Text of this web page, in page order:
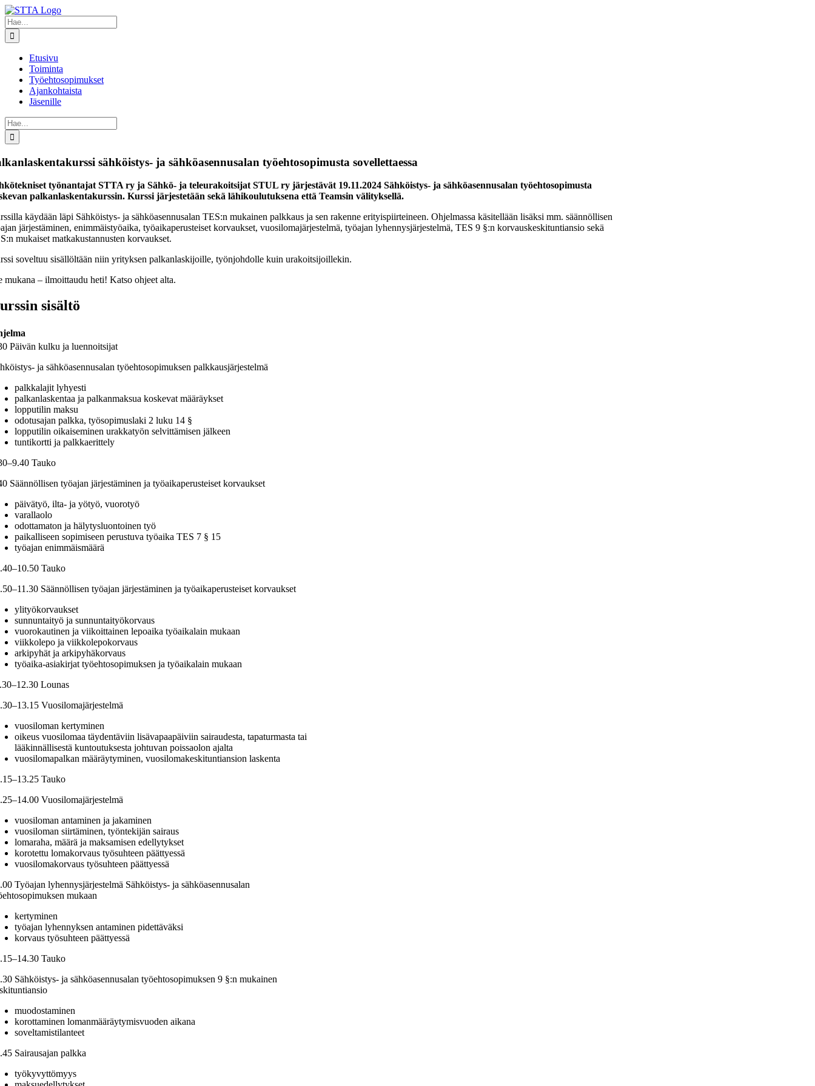
Skip
to
content
Etsi
...
Etusivu
Toiminta
Työehtosopimukset
Ajankohtaista
Jäsenille
Etsi
...
sähköistys- ja sähköasennusalan työehtosopimusta sovellettaessa
työnantajat STTA ry ja Sähkö- ja teleurakoitsijat STUL ry järjestävät 19.11.2024 Sähköistys- ja sähköasennusalan työehtosopimusta
palkanlaskentakurssin. Kurssi järjestetään sekä lähikoulutuksena että Teamsin välityksellä.
käydään läpi Sähköistys- ja sähköasennusalan TES:n mukainen palkkaus ja sen rakenne erityispiirteineen. Ohjelmassa käsitellään lisäksi mm. säännöllisen
järjestäminen, enimmäistyöaika, työaikaperusteiset korvaukset, vuosilomajärjestelmä, työajan lyhennysjärjestelmä, TES 9 §:n korvauskeskituntiansio sekä
mukaiset matkakustannusten korvaukset.
soveltuu sisällöltään niin yrityksen palkanlaskijoille, työnjohdolle kuin urakoitsijoillekin.
mukana – ilmoittaudu heti! Katso ohjeet alta.
sisältö
Päivän kulku ja luennoitsijat
ja sähköasennusalan työehtosopimuksen palkkausjärjestelmä
palkkalajit lyhyesti
palkanlaskentaa ja palkanmaksua koskevat määräykset
lopputilin maksu
odotusajan palkka, työsopimuslaki 2 luku 14 §
lopputilin oikaiseminen urakkatyön selvittämisen jälkeen
tuntikortti ja palkkaerittely
Tauko
Säännöllisen työajan järjestäminen ja työaikaperusteiset korvaukset
päivätyö, ilta- ja yötyö, vuorotyö
varallaolo
odottamaton ja hälytysluontoinen työ
paikalliseen sopimiseen perustuva työaika TES 7 § 15
työajan enimmäismäärä
Tauko
Säännöllisen työajan järjestäminen ja työaikaperusteiset korvaukset
ylityökorvaukset
sunnuntaityö ja sunnuntaityökorvaus
vuorokautinen ja viikoittainen lepoaika työaikalain mukaan
viikkolepo ja viikkolepokorvaus
arkipyhät ja arkipyhäkorvaus
työaika-asiakirjat työehtosopimuksen ja työaikalain mukaan
Lounas
Vuosilomajärjestelmä
vuosiloman kertyminen
oikeus vuosilomaa täydentäviin lisävapaapäiviin sairaudesta, tapaturmasta tai
lääkinnällisestä kuntoutuksesta johtuvan poissaolon ajalta
vuosilomapalkan määräytyminen, vuosilomakeskituntiansion laskenta
Tauko
Vuosilomajärjestelmä
vuosiloman antaminen ja jakaminen
vuosiloman siirtäminen, työntekijän sairaus
lomaraha, määrä ja maksamisen edellytykset
korotettu lomakorvaus työsuhteen päättyessä
vuosilomakorvaus työsuhteen päättyessä
Työajan lyhennysjärjestelmä Sähköistys- ja sähköasennusalan
mukaan
kertyminen
työajan lyhennyksen antaminen pidettäväksi
korvaus työsuhteen päättyessä
Tauko
Sähköistys- ja sähköasennusalan työehtosopimuksen 9 §:n mukainen
muodostaminen
korottaminen lomanmääräytymisvuoden aikana
soveltamistilanteet
Sairausajan palkka
työkyvyttömyys